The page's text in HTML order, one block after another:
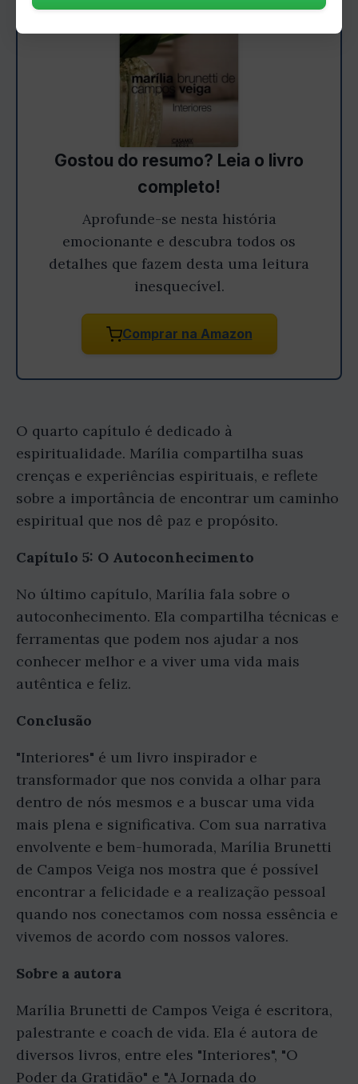
Gostou do resumo? Leia o livro
completo!
Aprofunde-se nesta história
emocionante e descubra todos os
detalhes que fazem desta uma leitura
inesquecível.
Comprar na Amazon
O quarto capítulo é dedicado à
espiritualidade. Marília compartilha suas
crenças e experiências espirituais, e reflete
sobre a importância de encontrar um caminho
espiritual que nos dê paz e propósito.
Capítulo 5: O Autoconhecimento
No último capítulo, Marília fala sobre o
autoconhecimento. Ela compartilha técnicas e
ferramentas que podem nos ajudar a nos
conhecer melhor e a viver uma vida mais
autêntica e feliz.
Conclusão
"Interiores" é um livro inspirador e
transformador que nos convida a olhar para
dentro de nós mesmos e a buscar uma vida
mais plena e significativa. Com sua narrativa
envolvente e bem-humorada, Marília Brunetti
de Campos Veiga nos mostra que é possível
encontrar a felicidade e a realização pessoal
quando nos conectamos com nossa essência e
vivemos de acordo com nossos valores.
Sobre a autora
Marília Brunetti de Campos Veiga é escritora,
palestrante e coach de vida. Ela é autora de
diversos livros, entre eles "Interiores", "O
Poder da Gratidão" e "A Jornada do